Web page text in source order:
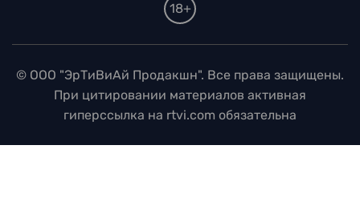
18+
© ООО "ЭрТиВиАй Продакшн". Все права защищены.
При цитировании материалов активная
гиперссылка на rtvi.com обязательна